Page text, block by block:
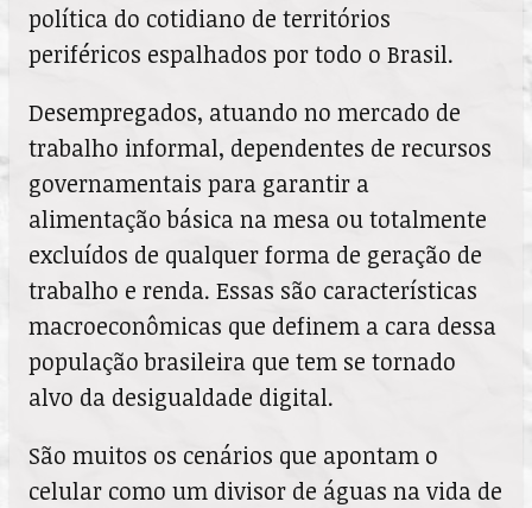
política do cotidiano de territórios
periféricos espalhados por todo o Brasil.
Desempregados, atuando no mercado de
trabalho informal, dependentes de recursos
governamentais para garantir a
alimentação básica na mesa ou totalmente
excluídos de qualquer forma de geração de
trabalho e renda. Essas são características
macroeconômicas que definem a cara dessa
população brasileira que tem se tornado
alvo da desigualdade digital.
São muitos os cenários que apontam o
celular como um divisor de águas na vida de